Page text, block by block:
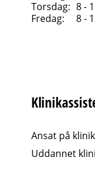
Torsdag: 8 -
Fredag:
8 -
Ansat på
Uddannet